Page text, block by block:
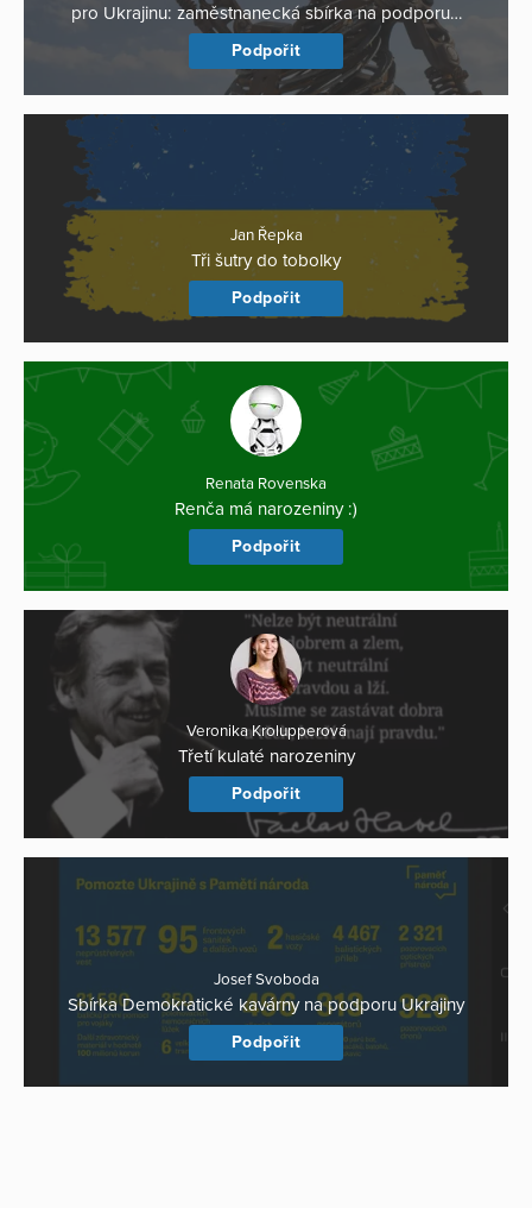
pro Ukrajinu: zaměstnanecká sbírka na podporu…
Podpořit
Jan Řepka
Tři šutry do tobolky
Podpořit
Renata Rovenska
Renča má narozeniny :)
Podpořit
Veronika Krolupperová
Třetí kulaté narozeniny
Podpořit
Josef Svoboda
Sbírka Demokratické kavárny na podporu Ukrajiny
Podpořit